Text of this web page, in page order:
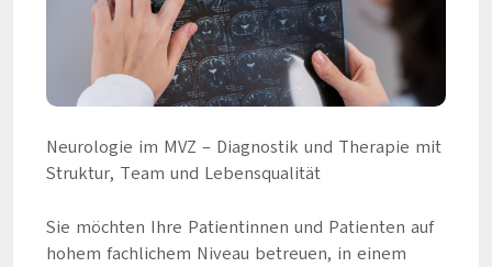
Neurologie im MVZ – Diagnostik und Therapie mit
Struktur, Team und Lebensqualität
Sie möchten Ihre Patientinnen und Patienten auf
hohem fachlichem Niveau betreuen, in einem